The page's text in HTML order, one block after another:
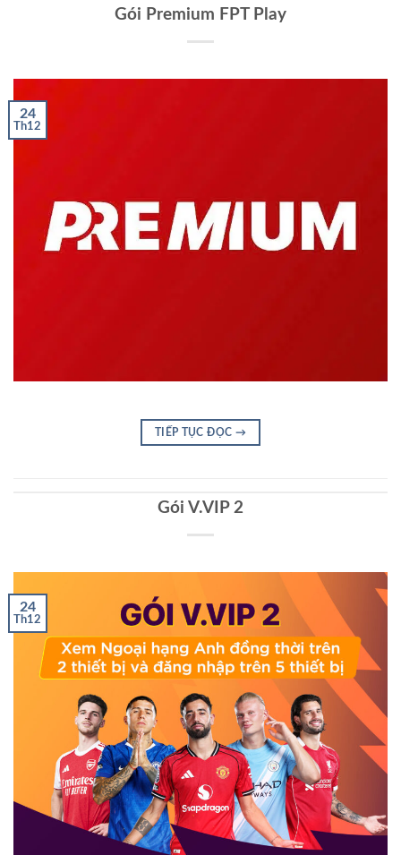
Gói Premium FPT Play
24
Th12
TIẾP TỤC ĐỌC →
Gói V.VIP 2
24
Th12